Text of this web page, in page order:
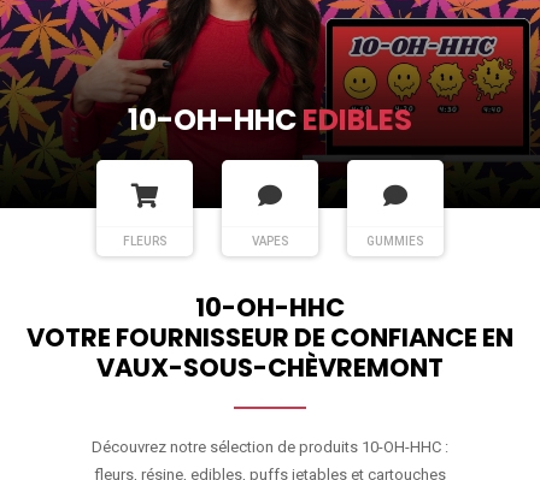
10-OH-HHCFLEURS
FLEURS VAPES GUMMIES
10-OH-HHC
VOTRE FOURNISSEUR DE CONFIANCE EN
VAUX-SOUS-CHÈVREMONT
Découvrez notre sélection de produits 10-OH-HHC :
fleurs, résine, edibles, puffs jetables et cartouches